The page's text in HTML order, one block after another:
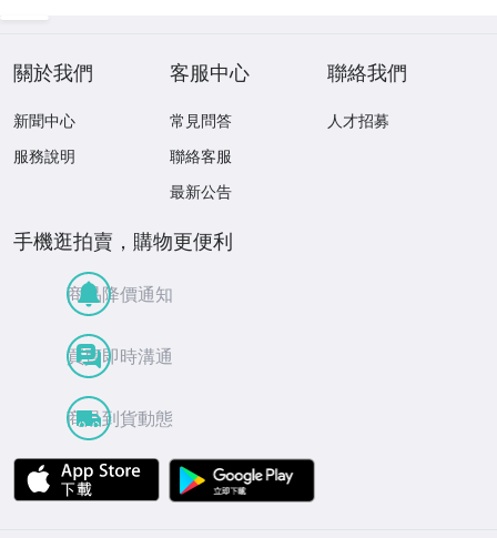
關於我們
新聞中心
服務說明
客服中心
常見問答
聯絡客服
最新公告
聯絡我們
人才招募
手機逛拍賣，購物更便利
商品降價通知
買賣即時溝通
商品到貨動態
APP Store